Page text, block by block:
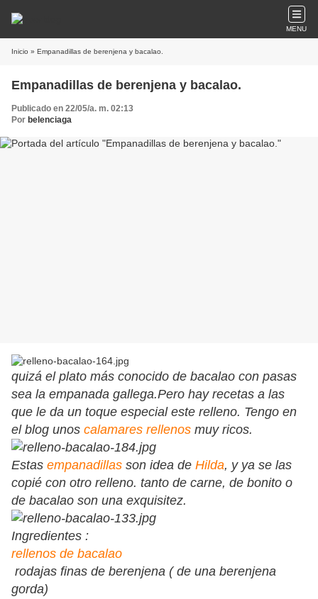
MENU
Inicio » Empanadillas de berenjena y bacalao.
Empanadillas de berenjena y bacalao.
Publicado en 22/05/a. m. 02:13
Por belenciaga
quizá el plato más conocido de bacalao con pasas
sea la empanada gallega.Pero hay recetas a las
que le da un toque especial este relleno. Tengo en
el blog unos calamares rellenos muy ricos.
Estas empanadillas son idea de Hilda, y ya se las
copié con otro relleno. tanto de carne, de bonito o
de bacalao son una exquisitez.
Ingredientes :
rellenos de bacalao
rodajas finas de berenjena ( de una berenjena
gorda)